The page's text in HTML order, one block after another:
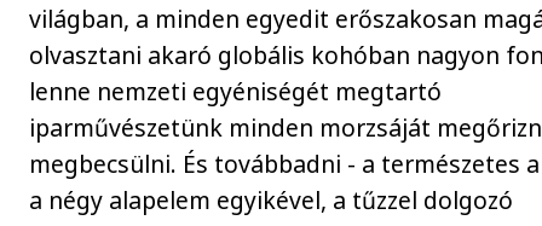
világban, a minden egyedit erőszakosan
olvasztani akaró globális kohóban nagyon
lenne nemzeti egyéniségét megtartó
iparművészetünk minden morzsáját
megbecsülni. És továbbadni - a természetes
a négy alapelem egyikével, a tűzzel dolgozó